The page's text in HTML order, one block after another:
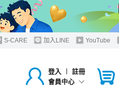
S-CARE 加入LINE YouTube
登入 ︱
註冊
會員中心